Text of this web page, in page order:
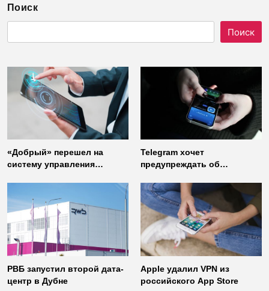
Поиск
Поиск
«Добрый» перешел на
систему управления
Telegram хочет
предупреждать об
неофициальных клиентов
мессенджера
РВБ запустил второй дата-
центр в Дубне
Apple удалил VPN из
российского App Store